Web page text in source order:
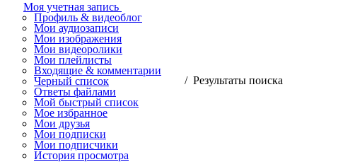
Моя учетная запись
Профиль & видеоблог
Мои аудиозаписи
Мои изображения
Мои видеоролики
Мои плейлисты
Входящие & комментарии
Черный список
Ответы файлами
Мой быстрый список
Мое избранное
Мои друзья
Мои подписки
Мои подписчики
История просмотра
/ Результаты поиска